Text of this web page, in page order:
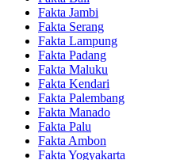
Fakta Jambi
Fakta Serang
Fakta Lampung
Fakta Padang
Fakta Maluku
Fakta Kendari
Fakta Palembang
Fakta Manado
Fakta Palu
Fakta Ambon
Fakta Yogyakarta